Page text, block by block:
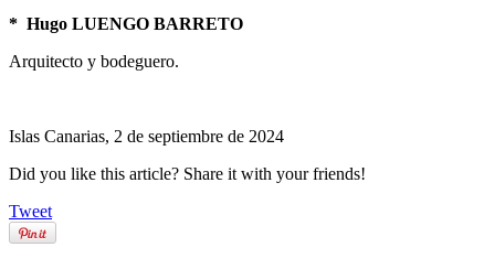
* Hugo LUENGO BARRETO
Arquitecto y bodeguero.
Islas Canarias, 2 de septiembre de 2024
Did you like this article? Share it with your friends!
Tweet